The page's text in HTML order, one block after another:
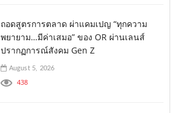
ถอดสูตรการตลาด ผ่าแคมเปญ “ทุกความ
พยายาม…มีค่าเสมอ” ของ OR ผ่านเลนส์
ปรากฏการณ์สังคม Gen Z
August 5, 2026
438